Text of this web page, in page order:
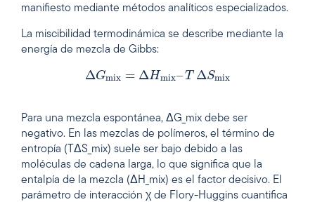
manifiesto mediante métodos analíticos especializados.
La miscibilidad termodinámica se describe mediante la
energía de mezcla de Gibbs:
ΔGmix = ΔHmix– T ΔSmix
Para una mezcla espontánea, ΔG_mix debe ser
negativo. En las mezclas de polímeros, el término de
entropía (TΔS_mix) suele ser bajo debido a las
moléculas de cadena larga, lo que significa que la
entalpía de la mezcla (ΔH_mix) es el factor decisivo. El
parámetro de interacción χ de Flory-Huggins cuantifica